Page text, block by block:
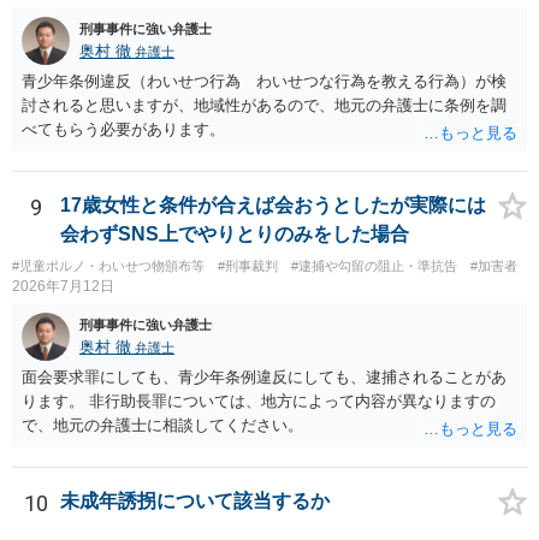
刑事事件に強い弁護士
奥村 徹 弁護士
青少年条例違反（わいせつ行為 わいせつな行為を教える行為）が検
討されると思いますが、地域性があるので、地元の弁護士に条例を調
べてもらう必要があります。
9
17歳女性と条件が合えば会おうとしたが実際には
会わずSNS上でやりとりのみをした場合
#児童ポルノ・わいせつ物頒布等 #刑事裁判 #逮捕や勾留の阻止・準抗告 #加害者
2026年7月12日
刑事事件に強い弁護士
奥村 徹 弁護士
面会要求罪にしても、青少年条例違反にしても、逮捕されることがあ
ります。 非行助長罪については、地方によって内容が異なりますの
で、地元の弁護士に相談してください。
10 未成年誘拐について該当するか